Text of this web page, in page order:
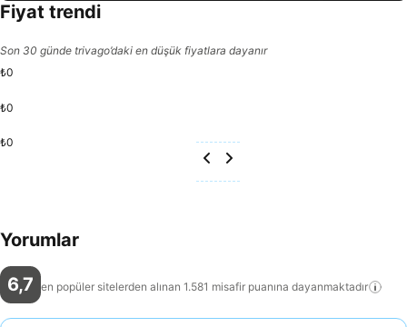
Fiyat trendi
Son 30 günde trivago’daki en düşük fiyatlara dayanır
₺0
₺0
₺0
Yorumlar
6,7 en popüler sitelerden alınan 1.581 misafir puanına dayanmaktadır